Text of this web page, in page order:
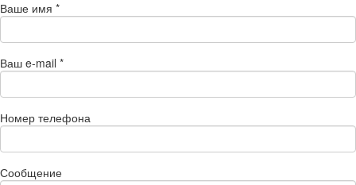
Ваше имя *
Ваш e-mail *
Номер телефона
Сообщение